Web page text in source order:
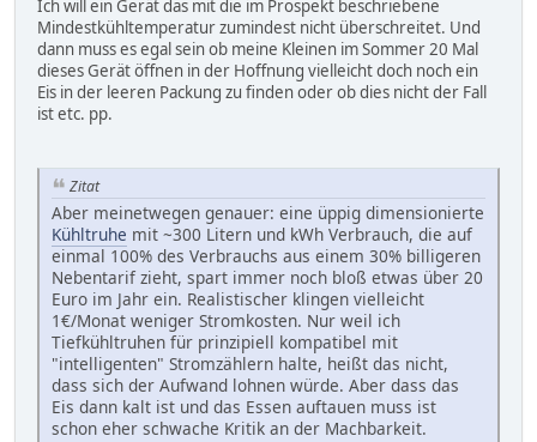
Ich will ein Gerät das mit die im Prospekt beschriebene
Mindestkühltemperatur zumindest nicht überschreitet. Und
dann muss es egal sein ob meine Kleinen im Sommer 20 Mal
dieses Gerät öffnen in der Hoffnung vielleicht doch noch ein
Eis in der leeren Packung zu finden oder ob dies nicht der Fall
ist etc. pp.
Zitat
Aber meinetwegen genauer: eine üppig dimensionierte
Kühltruhe mit ~300 Litern und kWh Verbrauch, die auf
einmal 100% des Verbrauchs aus einem 30% billigeren
Nebentarif zieht, spart immer noch bloß etwas über 20
Euro im Jahr ein. Realistischer klingen vielleicht
1€/Monat weniger Stromkosten. Nur weil ich
Tiefkühltruhen für prinzipiell kompatibel mit
"intelligenten" Stromzählern halte, heißt das nicht,
dass sich der Aufwand lohnen würde. Aber dass das
Eis dann kalt ist und das Essen auftauen muss ist
schon eher schwache Kritik an der Machbarkeit.